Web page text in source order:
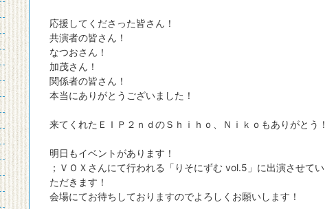
応援してくださった皆さん！
共演者の皆さん！
なつおさん！
加茂さん！
関係者の皆さん！
本当にありがとうございました！
来てくれたＥＩＰ２ｎｄのＳｈｉｈｏ、Ｎｉｋｏもありがとう！
明日もイベントがあります！
；ＶＯＸさんにて行われる「りそにずむ vol.5」に出演させてい
ただきます！
会場にてお待ちしておりますのでよろしくお願いします！